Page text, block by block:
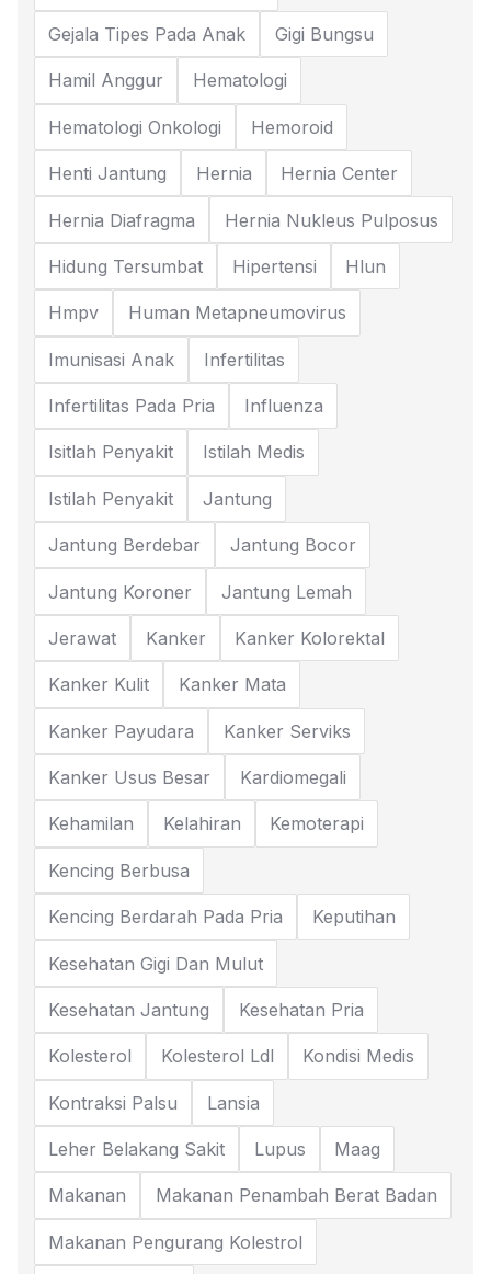
Gejala Tipes Pada Anak Gigi Bungsu
Hamil Anggur Hematologi
Hematologi Onkologi Hemoroid
Henti Jantung Hernia Hernia Center
Hernia Diafragma Hernia Nukleus Pulposus
Hidung Tersumbat Hipertensi Hlun
Hmpv Human Metapneumovirus
Imunisasi Anak Infertilitas
Infertilitas Pada Pria Influenza
Isitlah Penyakit Istilah Medis
Istilah Penyakit Jantung
Jantung Berdebar Jantung Bocor
Jantung Koroner Jantung Lemah
Jerawat Kanker Kanker Kolorektal
Kanker Kulit Kanker Mata
Kanker Payudara Kanker Serviks
Kanker Usus Besar Kardiomegali
Kehamilan Kelahiran Kemoterapi
Kencing Berbusa
Kencing Berdarah Pada Pria Keputihan
Kesehatan Gigi Dan Mulut
Kesehatan Jantung Kesehatan Pria
Kolesterol Kolesterol Ldl Kondisi Medis
Kontraksi Palsu Lansia
Leher Belakang Sakit Lupus Maag
Makanan Makanan Penambah Berat Badan
Makanan Pengurang Kolestrol